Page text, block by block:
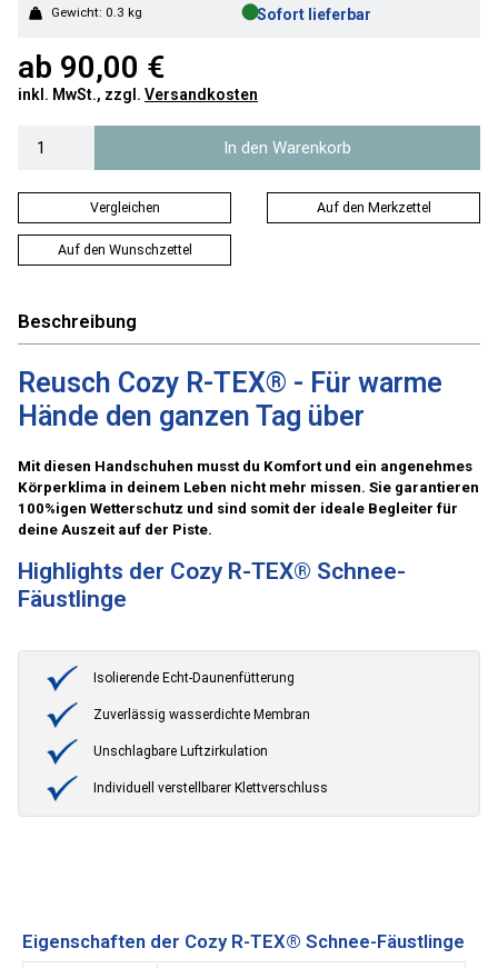
Gewicht: 0.3 kg ●Sofort lieferbar
ab 90,00 €
inkl. MwSt., zzgl. Versandkosten
In den Warenkorb
Vergleichen Auf den Merkzettel
Auf den Wunschzettel
Beschreibung
Reusch Cozy R-TEX® - Für warme
Hände den ganzen Tag über
Mit diesen Handschuhen musst du Komfort und ein angenehmes
Körperklima in deinem Leben nicht mehr missen. Sie garantieren
100%igen Wetterschutz und sind somit der ideale Begleiter für
deine Auszeit auf der Piste.
Highlights der Cozy R-TEX® Schnee-
Fäustlinge
Isolierende Echt-Daunenfütterung
Zuverlässig wasserdichte Membran
Unschlagbare Luftzirkulation
Individuell verstellbarer Klettverschluss
Eigenschaften der Cozy R-TEX® Schnee-Fäustlinge